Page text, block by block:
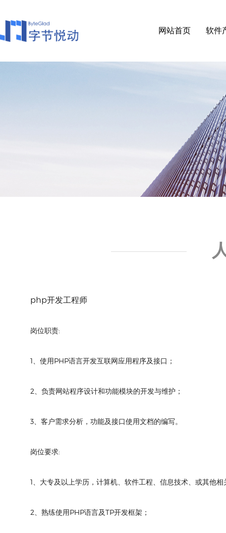
网站首页 软件
php开发工程师
岗位职责:
1、使用PHP语言开发互联网应用程序及接口；
2、负责网站程序设计和功能模块的开发与维护；
3、客户需求分析，功能及接口使用文档的编写。
岗位要求:
1、大专及以上学历，计算机、软件工程、信息技术、或其他相
2、熟练使用PHP语言及TP开发框架；